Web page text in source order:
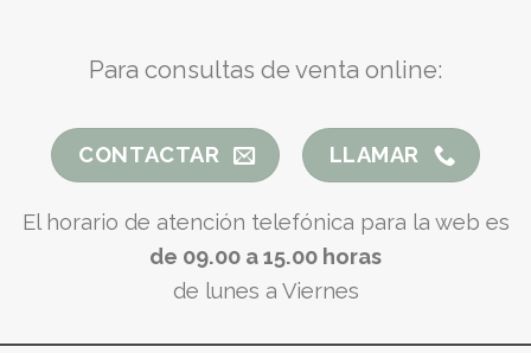
Para consultas de venta online:
CONTACTAR LLAMAR
El horario de atención telefónica para la web es
de 09.00 a 15.00 horas
de lunes a Viernes